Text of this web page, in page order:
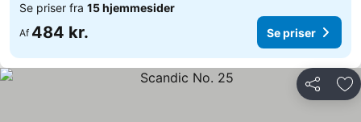
Se priser fra 15 hjemmesider
Af 484 kr. Se priser
Del